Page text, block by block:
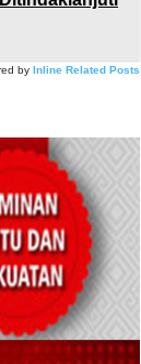
by Inline Related Posts